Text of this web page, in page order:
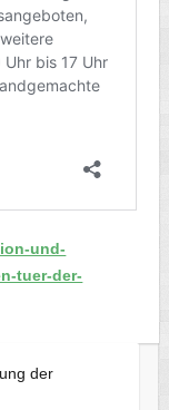
und-
tuer-der-
der